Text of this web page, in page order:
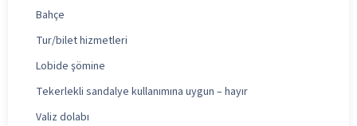
Bahçe
Tur/bilet hizmetleri
Lobide şömine
Tekerlekli sandalye kullanımına uygun – hayır
Valiz dolabı